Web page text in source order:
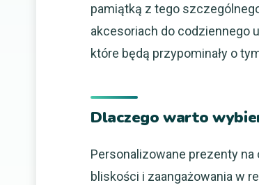
pamiątką z tego
akcesoriach do codziennego
które będą przypominały o
Dlaczego warto
Personalizowane prezenty
bliskości i zaangażowania w